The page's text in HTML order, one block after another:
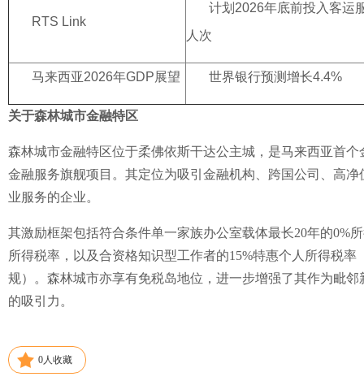
RTS Link
计划2026年底前投入客运
人次
马来西亚2026年GDP展望 世界银行预测增长4.4%
关于森林城市金融特区
森林城市金融特区位于柔佛依斯干达公主城，是马来西亚首
金融服务旗舰项目。其定位为吸引金融机构、跨国公司、高
业服务的企业。
其激励框架包括符合条件单一家族办公室载体最长20年的0%
所得税率，以及合资格知识型工作者的15%特惠个人所得税
规）。森林城市亦享有免税岛地位，进一步增强了其作为毗
的吸引力。
0人收藏